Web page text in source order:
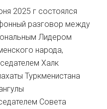
2025 г состоялся
разговор между
Лидером
народа,
Халк
Туркменистана
Совета